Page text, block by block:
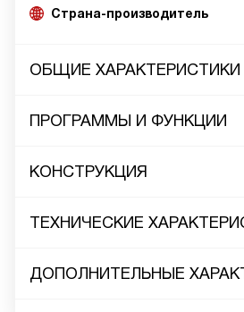
Страна-производитель
ОБЩИЕ ХАРАКТЕРИСТИКИ
ПРОГРАММЫ И ФУНКЦИИ
КОНСТРУКЦИЯ
ТЕХНИЧЕСКИЕ
ДОПОЛНИТЕЛЬНЫЕ